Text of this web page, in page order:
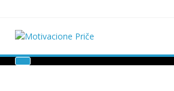
content
Motivacione Priče